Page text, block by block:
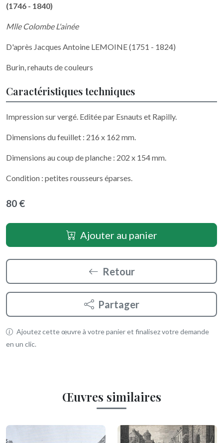
(1746 - 1840)
Mlle Colombe L'ainée
D'après Jacques Antoine LEMOINE (1751 - 1824)
Burin, rehauts de couleurs
Caractéristiques techniques
Impression sur vergé. Editée par Esnauts et Rapilly.
Dimensions du feuillet : 216 x 162 mm.
Dimensions au coup de planche : 202 x 154 mm.
Condition : petites rousseurs éparses.
80 €
Ajouter au panier
Retour
Partager
Ajoutez cette œuvre à votre panier et finalisez votre demande
en un clic.
Œuvres similaires